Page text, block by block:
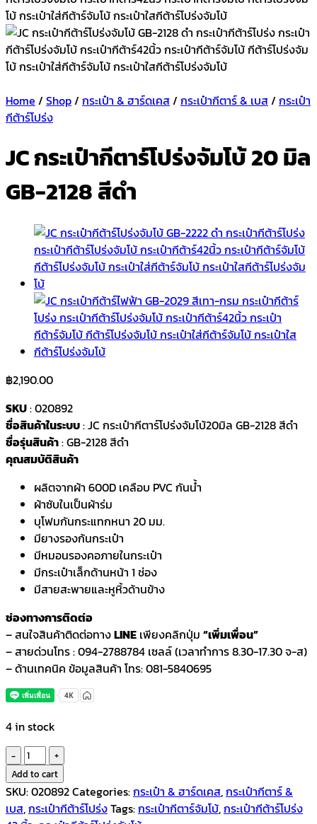
Home / Shop/ กระเป๋า & ฮาร์ดเคส/ กระเป๋ากีตาร์ & เบส/ กระเป๋า
กีต้าร์โปร่ง
JC กระเป๋ากีตาร์โปร่งจัมโบ้ 20 มิล
GB-2128 สีดำ
฿2,190.00
SKU: 020892
ชื่อสินค้าในระบบ: JC กระเป๋ากีตาร์โปร่งจัมโบ้20มิล GB-2128 สีดำ
ชื่อรุ่นสินค้า: GB-2128 สีดำ
คุณสมบัติสินค้า
ผลิตจากผ้า 600D เคลือบ PVC กันน้ำ
ผ้าซับในเป็นผ้าร่ม
บุโฟมกันกระแทกหนา 20 มม.
มียางรองก้นกระเป๋า
มีหมอนรองคอภายในกระเป๋า
มีกระเป๋าเล็กด้านหน้า 1 ช่อง
มีสายสะพายและหูหิ้วด้านข้าง
ช่องทางการติดต่อ
– สนใจสินค้าติดต่อทางLINE เพียงคลิกปุ่ม “เพิ่มเพื่อน”
– สายด่วนโทร : 094-2788784 เซลล์ (เวลาทำการ 8.30-17.30 จ-ส)
– ด้านเทคนิค ข้อมูลสินค้า โทร: 081-5840695
4 in stock
JC
กระเป๋า
กีตาร์
โปร่ง
Add to cart
SKU:020892Categories:กระเป๋า & ฮาร์ดเคส,กระเป๋ากีตาร์ &
เบส,กระเป๋ากีต้าร์โปร่งTags:กระเป๋ากีตาร์จัมโบ้,กระเป๋ากีต้าร์โปร่ง